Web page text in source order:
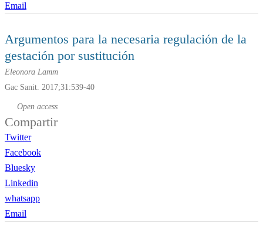
Email
Argumentos para la necesaria regulación de la
gestación por sustitución
Eleonora Lamm
Gac Sanit. 2017;31:539-40
Open access
Compartir
Twitter
Facebook
Bluesky
Linkedin
whatsapp
Email